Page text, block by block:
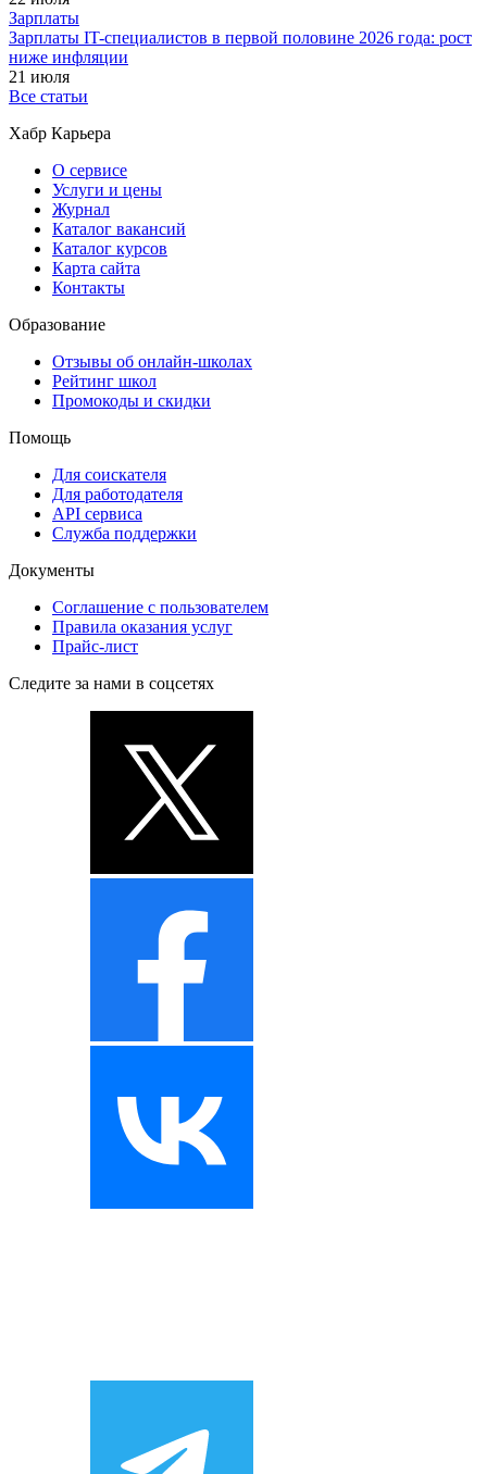
Зарплаты
Зарплаты IT-специалистов в первой половине 2026 года: рост
ниже инфляции
21 июля
Все статьи
Хабр Карьера
О сервисе
Услуги и цены
Журнал
Каталог вакансий
Каталог курсов
Карта сайта
Контакты
Образование
Отзывы об онлайн-школах
Рейтинг школ
Промокоды и скидки
Помощь
Для соискателя
Для работодателя
API сервиса
Служба поддержки
Документы
Соглашение с пользователем
Правила оказания услуг
Прайс-лист
Следите за нами в соцсетях